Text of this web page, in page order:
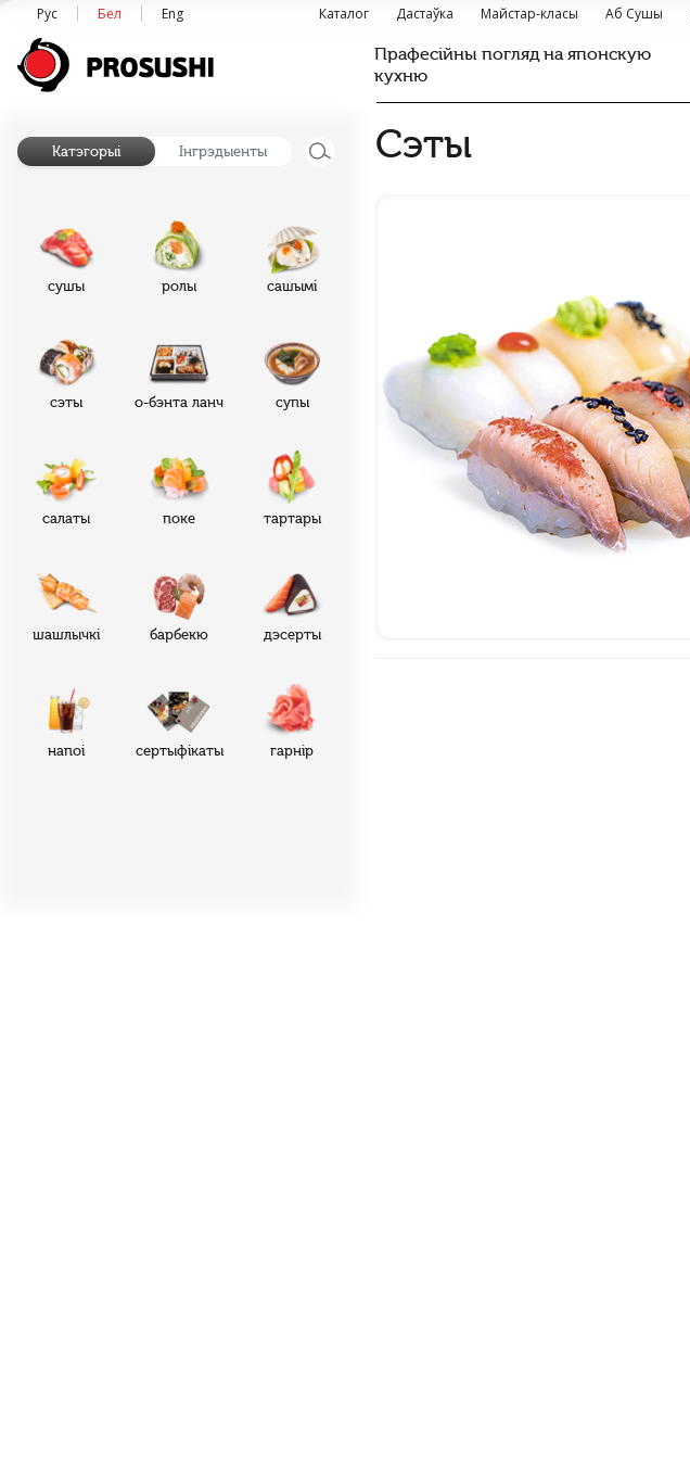
Рус Бел Eng Каталог Дастаўка Майстар-класы Аб Сушы
Прафесійны погляд на японскую
кухню
Катэгорыі Інгрэдыенты
сушы ролы сашымі
сэты о-бэнта ланч супы
cалаты поке тартары
шашлычкі барбекю дэсерты
напоі сертыфікаты гарнір
Сэты